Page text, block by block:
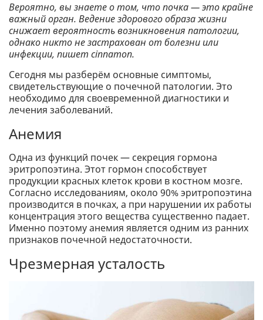
Вероятно, вы знаете о том, что почка — это крайне
важный орган. Ведение здорового образа жизни
снижает вероятность возникновения патологии,
однако никто не застрахован от болезни или
инфекции, пишет cinnamon.
Сегодня мы разберём основные симптомы,
свидетельствующие о почечной патологии. Это
необходимо для своевременной диагностики и
лечения заболеваний.
Анемия
Одна из функций почек — секреция гормона
эритропоэтина. Этот гормон способствует
продукции красных клеток крови в костном мозге.
Согласно исследованиям, около 90% эритропоэтина
производится в почках, а при нарушении их работы
концентрация этого вещества существенно падает.
Именно поэтому анемия является одним из ранних
признаков почечной недостаточности.
Чрезмерная усталость